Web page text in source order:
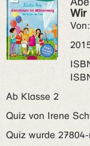
Wir
Ab Klasse 2
Quiz von Irene
Quiz wurde